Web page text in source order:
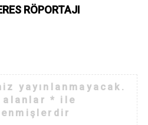
RÖPORTAJI
yayınlanmayacak.
alanlar* ile